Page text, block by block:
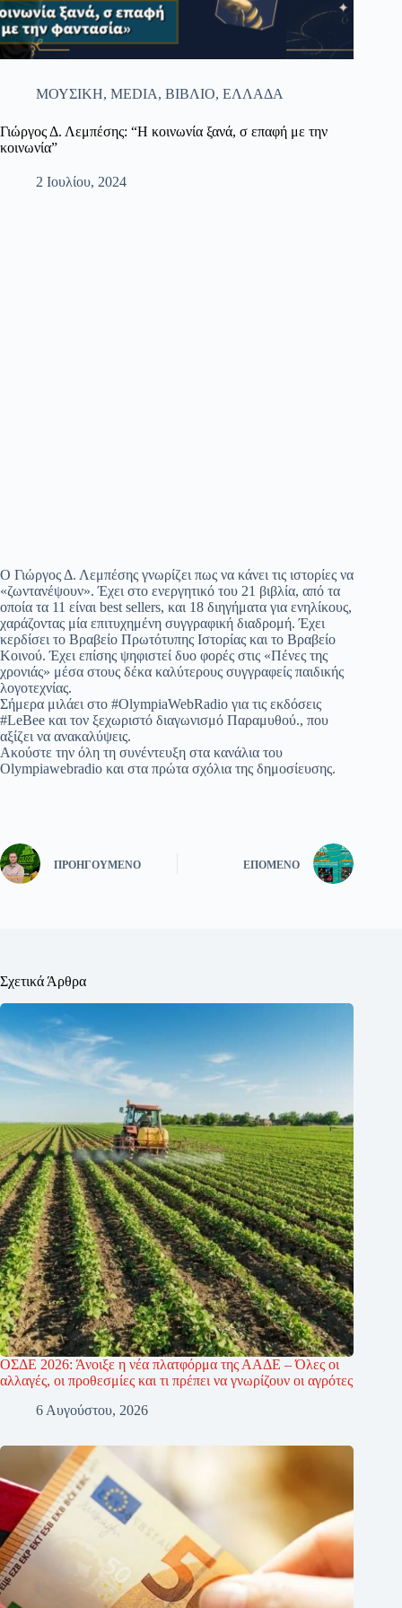
ΜΟΥΣΙΚΗ, MEDIA, ΒΙΒΛΙΟ, ΕΛΛΑΔΑ
Γιώργος Δ. Λεμπέσης: “Η κοινωνία ξανά, σ επαφή με την
κοινωνία”
2 Ιουλίου, 2024
Ο Γιώργος Δ. Λεμπέσης γνωρίζει πως να κάνει τις ιστορίες να
«ζωντανέψουν». Έχει στο ενεργητικό του 21 βιβλία, από τα
οποία τα 11 είναι best sellers, και 18 διηγήματα για ενηλίκους,
χαράζοντας μία επιτυχημένη συγγραφική διαδρομή. Έχει
κερδίσει το Βραβείο Πρωτότυπης Ιστορίας και το Βραβείο
Κοινού. Έχει επίσης ψηφιστεί δυο φορές στις «Πένες της
χρονιάς» μέσα στους δέκα καλύτερους συγγραφείς παιδικής
λογοτεχνίας.
Σήμερα μιλάει στο #OlympiaWebRadio για τις εκδόσεις
#LeBee και τον ξεχωριστό διαγωνισμό Παραμυθού., που
αξίζει να ανακαλύψεις.
Ακούστε την όλη τη συνέντευξη στα κανάλια του
Olympiawebradio και στα πρώτα σχόλια της δημοσίευσης.
ΠΡΟΗΓΟΎΜΕΝΟ ΕΠΌΜΕΝΟ
Σχετικά Άρθρα
ΟΣΔΕ 2026: Άνοιξε η νέα πλατφόρμα της ΑΑΔΕ – Όλες οι
αλλαγές, οι προθεσμίες και τι πρέπει να γνωρίζουν οι αγρότες
6 Αυγούστου, 2026